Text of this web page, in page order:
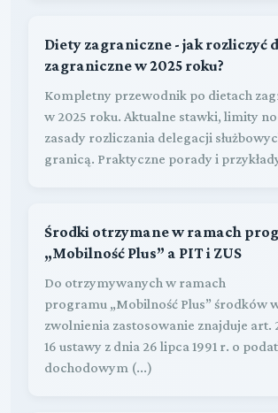
Diety zagraniczne - jak rozliczyć
zagraniczne w 2025 roku?
Kompletny przewodnik po dietach
w 2025 roku. Aktualne stawki, limity
zasady rozliczania delegacji
granicą. Praktyczne porady i
Środki otrzymane w ramach
„Mobilność Plus” a PIT i ZUS
Do otrzymywanych w ramach
programu „Mobilność Plus” środków
zwolnienia zastosowanie znajduje art.
16 ustawy z dnia 26 lipca 1991 r. o
dochodowym (...)